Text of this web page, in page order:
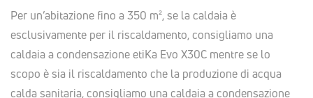
Per un’abitazione fino a 350 m², se la caldaia è
esclusivamente per il riscaldamento, consigliamo una
caldaia a condensazione etiKa Evo X30C mentre se lo
scopo è sia il riscaldamento che la produzione di acqua
calda sanitaria, consigliamo una caldaia a condensazione